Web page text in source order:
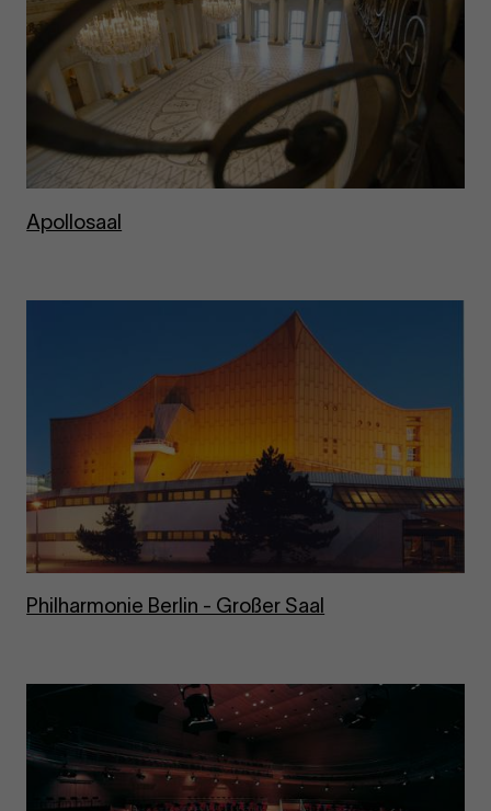
Apol­losaal
Phil­har­mo­nie Ber­lin - Gro­ßer Saal